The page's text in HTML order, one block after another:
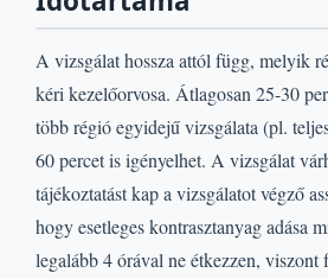
A vizsgálat hossza attól függ, melyik
kéri kezelőorvosa. Átlagosan 25-30
több régió egyidejű vizsgálata (pl.
60 percet is igényelhet. A vizsgálat
tájékoztatást kap a vizsgálatot végző
hogy esetleges kontrasztanyag adása
legalább 4 órával ne étkezzen, viszont